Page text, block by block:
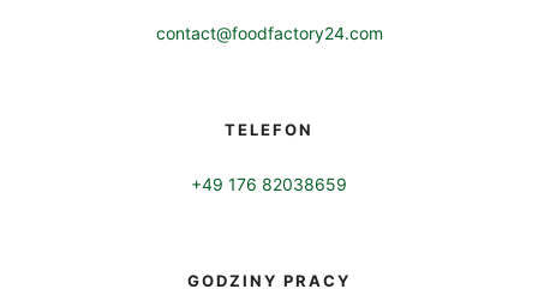
contact@foodfactory24.com
TELEFON
+49 176 82038659
GODZINY PRACY